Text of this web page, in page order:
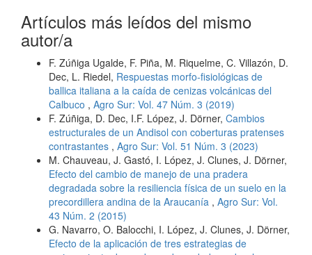
Artículos más leídos del mismo
autor/a
F. Zúñiga Ugalde, F. Piña, M. Riquelme, C. Villazón, D.
Dec, L. Riedel, Respuestas morfo-fisiológicas de
ballica italiana a la caída de cenizas volcánicas del
Calbuco , Agro Sur: Vol. 47 Núm. 3 (2019)
F. Zúñiga, D. Dec, I.F. López, J. Dörner, Cambios
estructurales de un Andisol con coberturas pratenses
contrastantes , Agro Sur: Vol. 51 Núm. 3 (2023)
M. Chauveau, J. Gastó, I. López, J. Clunes, J. Dörner,
Efecto del cambio de manejo de una pradera
degradada sobre la resiliencia física de un suelo en la
precordillera andina de la Araucanía , Agro Sur: Vol.
43 Núm. 2 (2015)
G. Navarro, O. Balocchi, I. López, J. Clunes, J. Dörner,
Efecto de la aplicación de tres estrategias de